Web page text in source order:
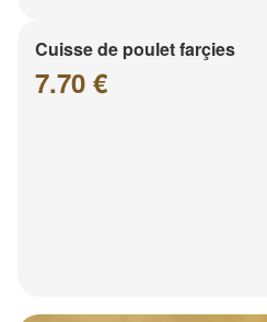
Cuisse de poulet farçies
7.70 €